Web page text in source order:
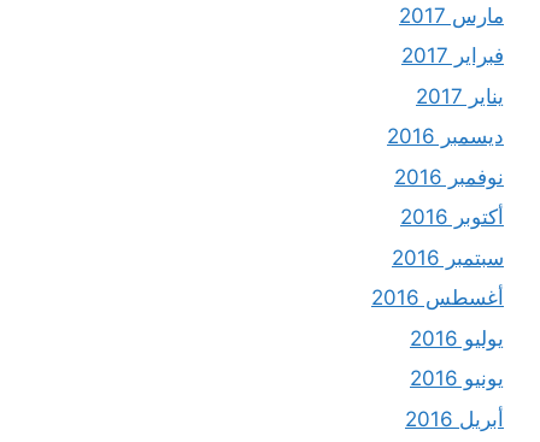
مارس 2017
فبراير 2017
يناير 2017
ديسمبر 2016
نوفمبر 2016
أكتوبر 2016
سبتمبر 2016
أغسطس 2016
يوليو 2016
يونيو 2016
أبريل 2016